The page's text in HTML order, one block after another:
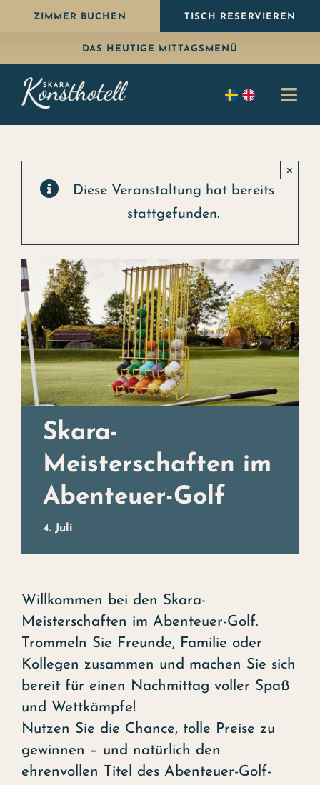
WeiterZIMMER BUCHEN TISCH RESERVIEREN
DAS HEUTIGE MITTAGSMENÜ
Essen
Konferenz
Weihnachtsbuffet
Erleben
Kontakt
Events
Kunst
Das Hotel
Diese Veranstaltung hat bereits
stattgefunden.
×
Skara-
Meisterschaften im
Abenteuer-Golf
4. Juli
Willkommen bei den Skara-
Meisterschaften im Abenteuer-Golf.
Trommeln Sie Freunde, Familie oder
Kollegen zusammen und machen Sie sich
bereit für einen Nachmittag voller Spaß
und Wettkämpfe!
Nutzen Sie die Chance, tolle Preise zu
gewinnen – und natürlich den
ehrenvollen Titel des Abenteuer-Golf-